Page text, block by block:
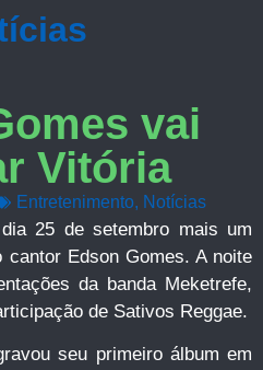
vai
Vitória
Entretenimento, Notícias
25 de setembro mais um
cantor Edson Gomes. A noite
da banda Meketrefe,
de Sativos Reggae.
seu primeiro álbum em